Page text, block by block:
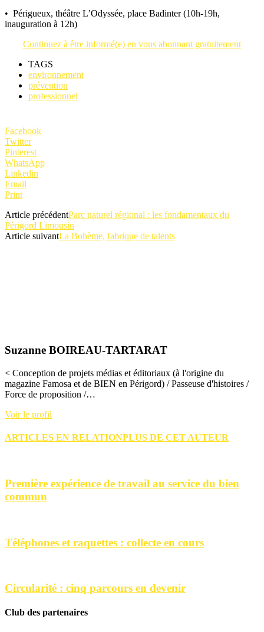
• Périgueux, théâtre L’Odyssée, place Badinter (10h-19h,
inauguration à 12h)
Continuez à être informé(e) en vous abonnant gratuitement
TAGS
environnement
prévention
professionnel
Facebook
Twitter
Pinterest
WhatsApp
Linkedin
Email
Print
Article précédentParc naturel régional : les fondamentaux du
Périgord Limousin
Article suivantLa Bohème, fabrique de talents
Suzanne BOIREAU-TARTARAT
< Conception de projets médias et éditoriaux (à l'origine du
magazine Famosa et de BIEN en Périgord) / Passeuse d'histoires /
Force de proposition /…
Voir le profil
ARTICLES EN RELATIONPLUS DE CET AUTEUR
Première expérience de travail au service du bien
commun
Téléphones et raquettes : collecte en cours
Circularité : cinq parcours en devenir
Club des partenaires